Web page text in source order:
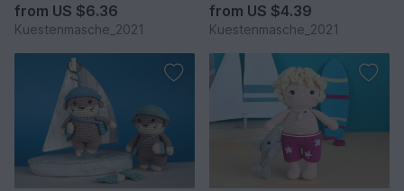
from US $6.36
Kuestenmasche_2021
from US $4.39
Kuestenmasche_2021